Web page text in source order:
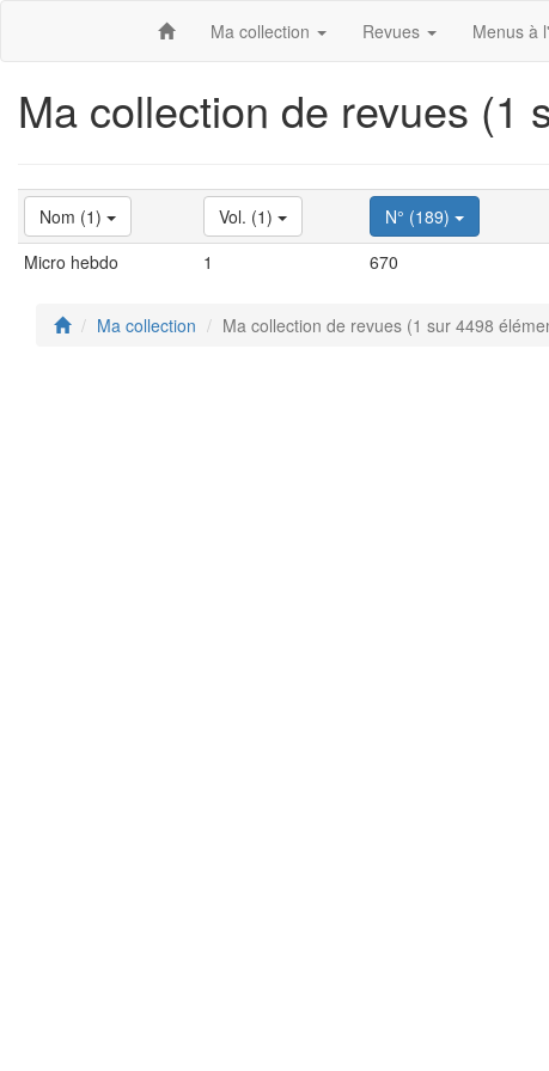
Ma collection Revues Menus à
Ma collection de revues (1
Nom (1) Vol. (1) N° (189)
Micro hebdo
1 670
Ma collection Ma collection de revues (1 sur 4498